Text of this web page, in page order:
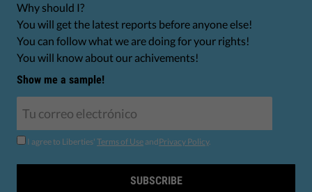
Why should I?
You will get the latest reports before anyone else!
You can follow what we are doing for your rights!
You will know about our achivements!
Show me a sample!
I agree to Liberties' Terms of Use andPrivacy Policy.
SUBSCRIBE